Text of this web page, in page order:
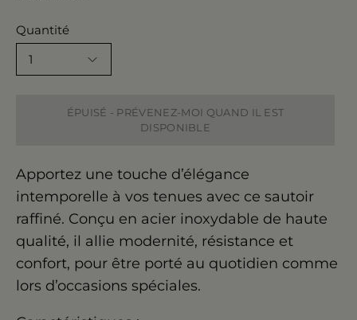
Quantité
1
ÉPUISÉ - PRÉVENEZ-MOI QUAND IL EST
DISPONIBLE
Apportez une touche d’élégance
intemporelle à vos tenues avec ce sautoir
raffiné. Conçu en acier inoxydable de haute
qualité, il allie modernité, résistance et
confort, pour être porté au quotidien comme
lors d’occasions spéciales.